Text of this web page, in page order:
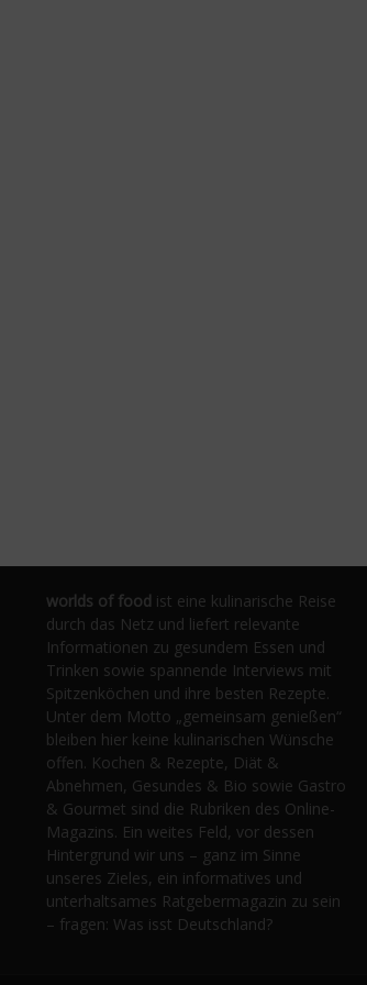
worlds of food ist eine kulinarische Reise
durch das Netz und liefert relevante
Informationen zu gesundem Essen und
Trinken sowie spannende Interviews mit
Spitzenköchen und ihre besten Rezepte.
Unter dem Motto „gemeinsam genießen“
bleiben hier keine kulinarischen Wünsche
offen. Kochen & Rezepte, Diät &
Abnehmen, Gesundes & Bio sowie Gastro
& Gourmet sind die Rubriken des Online-
Magazins. Ein weites Feld, vor dessen
Hintergrund wir uns – ganz im Sinne
unseres Zieles, ein informatives und
unterhaltsames Ratgebermagazin zu sein
– fragen: Was isst Deutschland?